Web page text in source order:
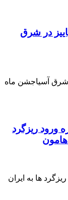
در شرق
شرق آسیاجشن ماه
ورود ریزگرد
هامون
ها به ایران